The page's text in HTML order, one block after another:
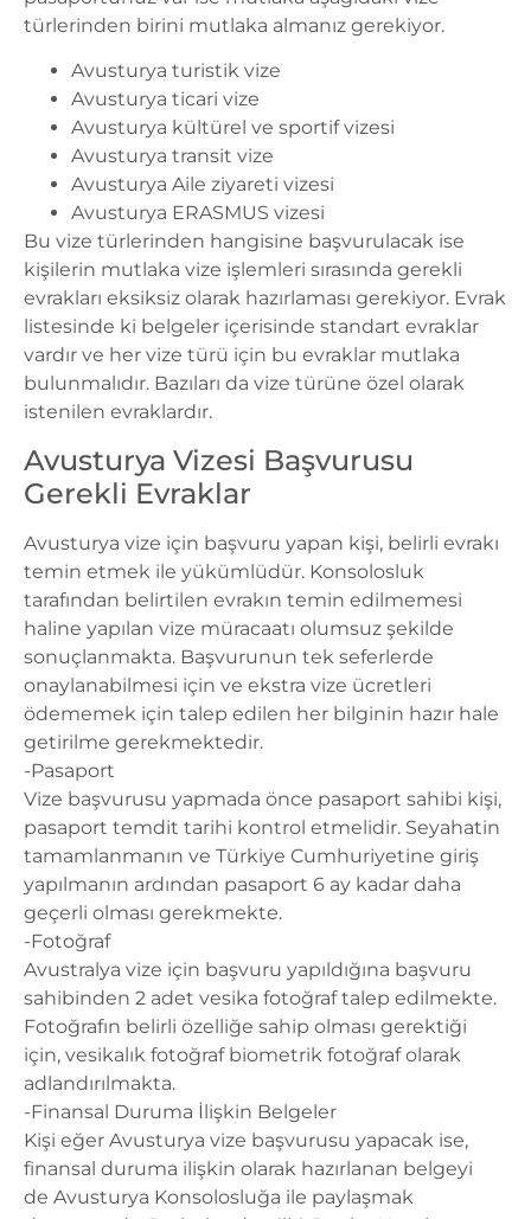
türlerinden birini mutlaka almanız gerekiyor.
Avusturya turistik vize
Avusturya ticari vize
Avusturya kültürel ve sportif vizesi
Avusturya transit vize
Avusturya Aile ziyareti vizesi
Avusturya ERASMUS vizesi
Bu vize türlerinden hangisine başvurulacak ise
kişilerin mutlaka vize işlemleri sırasında gerekli
evrakları eksiksiz olarak hazırlaması gerekiyor. Evrak
listesinde ki belgeler içerisinde standart evraklar
vardır ve her vize türü için bu evraklar mutlaka
bulunmalıdır. Bazıları da vize türüne özel olarak
istenilen evraklardır.
Avusturya Vizesi Başvurusu
Gerekli Evraklar
Avusturya vize için başvuru yapan kişi, belirli evrakı
temin etmek ile yükümlüdür. Konsolosluk
tarafından belirtilen evrakın temin edilmemesi
haline yapılan vize müracaatı olumsuz şekilde
sonuçlanmakta. Başvurunun tek seferlerde
onaylanabilmesi için ve ekstra vize ücretleri
ödememek için talep edilen her bilginin hazır hale
getirilme gerekmektedir.
-Pasaport
Vize başvurusu yapmada önce pasaport sahibi kişi,
pasaport temdit tarihi kontrol etmelidir. Seyahatin
tamamlanmanın ve Türkiye Cumhuriyetine giriş
yapılmanın ardından pasaport 6 ay kadar daha
geçerli olması gerekmekte.
-Fotoğraf
Avustralya vize için başvuru yapıldığına başvuru
sahibinden 2 adet vesika fotoğraf talep edilmekte.
Fotoğrafın belirli özelliğe sahip olması gerektiği
için, vesikalık fotoğraf biometrik fotoğraf olarak
adlandırılmakta.
-Finansal Duruma İlişkin Belgeler
Kişi eğer Avusturya vize başvurusu yapacak ise,
finansal duruma ilişkin olarak hazırlanan belgeyi
de Avusturya Konsolosluğa ile paylaşmak